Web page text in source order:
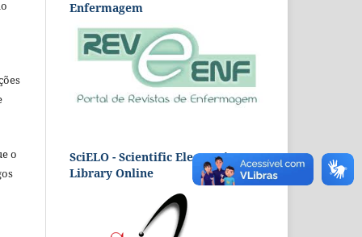
o
Enfermagem
SciELO - Scientific Electronic
Library Online